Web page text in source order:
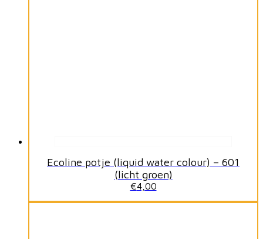
Ecoline potje (liquid water colour) – 601
(licht groen)
€4,00